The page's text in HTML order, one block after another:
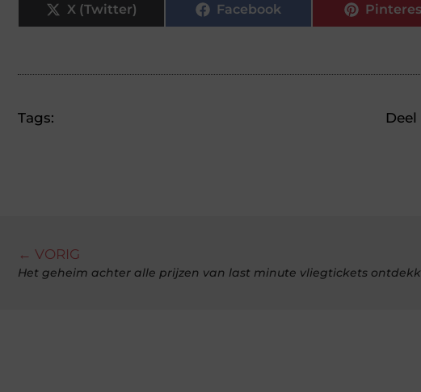
X (Twitter) Facebook
Tags:
← VORIG
Het geheim achter alle prijzen van last minute vliegtickets